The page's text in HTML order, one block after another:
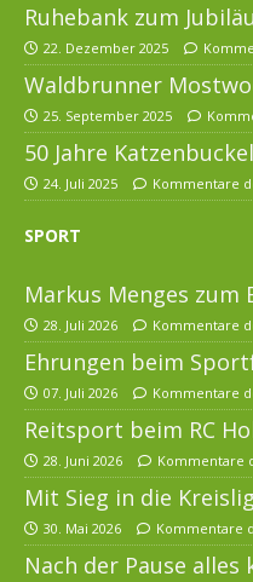
Ruhebank zum
22. Dezember 2025
Waldbrunner
25. September 2025
50 Jahre
24. Juli 2025 Kommentare
SPORT
Markus Menges
28. Juli 2026 Kommentare
Ehrungen beim
07. Juli 2026 Kommentare
Reitsport beim RC
28. Juni 2026 Kommentare
Mit Sieg in die
30. Mai 2026 Kommentare
Nach der Pause alles